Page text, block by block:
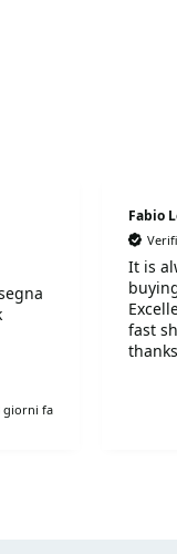
giorni fa
Fabio
It is
fast